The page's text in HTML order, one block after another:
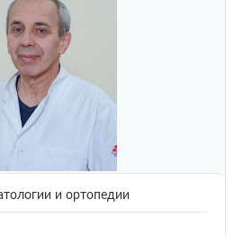
и ортопедии